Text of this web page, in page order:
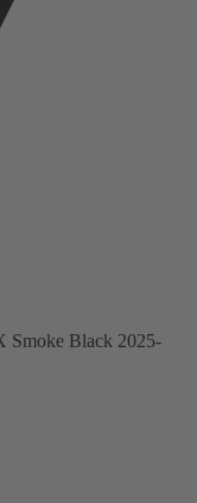
Smoke Black 2025-